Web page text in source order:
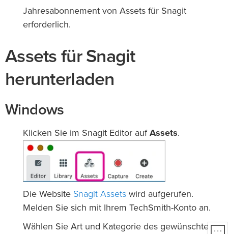
Jahresabonnement von Assets für Snagit
erforderlich.
Assets für Snagit
herunterladen
Windows
Klicken Sie im Snagit Editor auf Assets.
Die Website Snagit Assets wird aufgerufen.
Melden Sie sich mit Ihrem TechSmith-Konto an.
Wählen Sie Art und Kategorie des gewünschten